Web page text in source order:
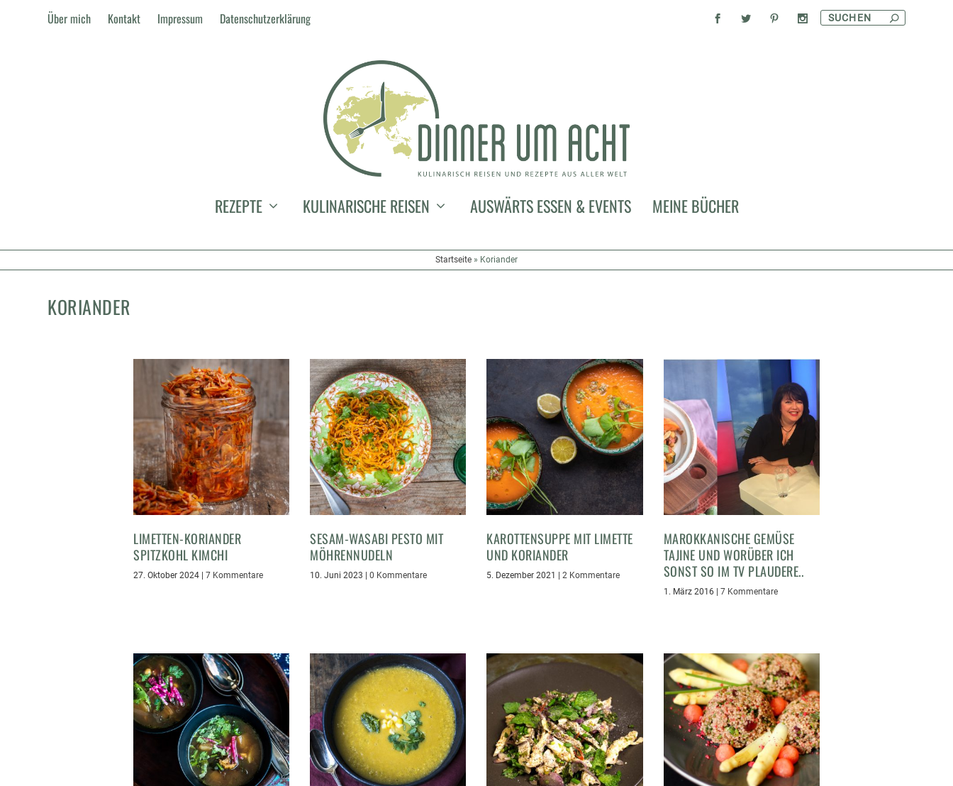
Über mich Kontakt Impressum Datenschutzerklärung
REZEPTE KULINARISCHE REISEN AUSWÄRTS ESSEN & EVENTS MEINE BÜCHER
Startseite » Koriander
KORIANDER
LIMETTEN-KORIANDER
SPITZKOHL KIMCHI
27. Oktober 2024 |7 Kommentare
SESAM-WASABI PESTO MIT
MÖHRENNUDELN
10. Juni 2023 |0 Kommentare
KAROTTENSUPPE MIT LIMETTE
UND KORIANDER
5. Dezember 2021 |2 Kommentare
MAROKKANISCHE GEMÜSE
TAJINE UND WORÜBER ICH
SONST SO IM TV PLAUDERE..
1. März 2016 7 Kommentare